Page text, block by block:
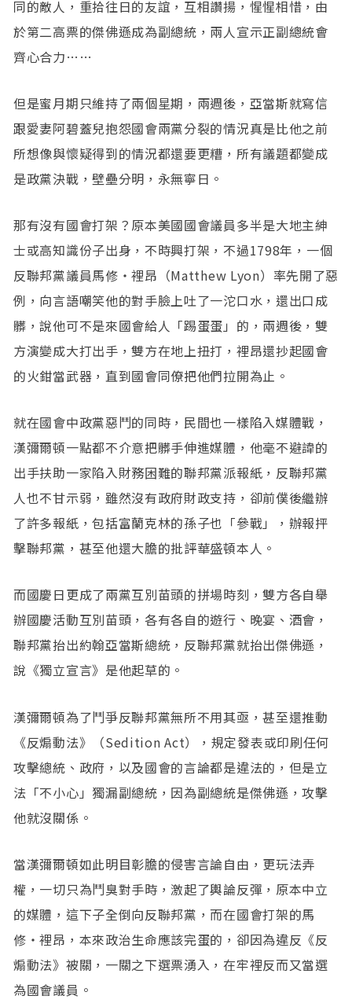
同的敵人，重拾往日的友誼，互相讚揚，惺惺相惜，由
於第二高票的傑佛遜成為副總統，兩人宣示正副總統會
齊心合力……
但是蜜月期只維持了兩個星期，兩週後，亞當斯就寫信
跟愛妻阿碧蓋兒抱怨國會兩黨分裂的情況真是比他之前
所想像與懷疑得到的情況都還要更糟，所有議題都變成
是政黨決戰，壁壘分明，永無寧日。
那有沒有國會打架？原本美國國會議員多半是大地主紳
士或高知識份子出身，不時興打架，不過1798年，一個
反聯邦黨議員馬修‧裡昂（Matthew Lyon）率先開了惡
例，向言語嘲笑他的對手臉上吐了一沱口水，還出口成
髒，說他可不是來國會給人「踢蛋蛋」的，兩週後，雙
方演變成大打出手，雙方在地上扭打，裡昂還抄起國會
的火鉗當武器，直到國會同僚把他們拉開為止。
就在國會中政黨惡鬥的同時，民間也一樣陷入媒體戰，
漢彌爾頓一點都不介意把髒手伸進媒體，他毫不避諱的
出手扶助一家陷入財務困難的聯邦黨派報紙，反聯邦黨
人也不甘示弱，雖然沒有政府財政支持，卻前僕後繼辦
了許多報紙，包括富蘭克林的孫子也「參戰」，辦報抨
擊聯邦黨，甚至他還大膽的批評華盛頓本人。
而國慶日更成了兩黨互別苗頭的拼場時刻，雙方各自舉
辦國慶活動互別苗頭，各有各自的遊行、晚宴、酒會，
聯邦黨抬出約翰亞當斯總統，反聯邦黨就抬出傑佛遜，
說《獨立宣言》是他起草的。
漢彌爾頓為了鬥爭反聯邦黨無所不用其亟，甚至還推動
《反煽動法》（Sedition Act），規定發表或印刷任何
攻擊總統、政府，以及國會的言論都是違法的，但是立
法「不小心」獨漏副總統，因為副總統是傑佛遜，攻擊
他就沒關係。
當漢彌爾頓如此明目彰膽的侵害言論自由，更玩法弄
權，一切只為鬥臭對手時，激起了輿論反彈，原本中立
的媒體，這下子全倒向反聯邦黨，而在國會打架的馬
修‧裡昂，本來政治生命應該完蛋的，卻因為違反《反
煽動法》被關，一關之下選票湧入，在牢裡反而又當選
為國會議員。